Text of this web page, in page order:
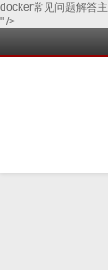
docker常见问题解答
" />